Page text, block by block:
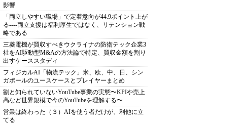
影響
「両立しやすい職場」で定着意向が44.9ポイント上が
る----両立支援は福利厚生ではなく、リテンション戦
略である
三菱電機が買収すべきウクライナの防衛テック企業3
社をAI駆動型M&Aの方法論で特定、買収金額を割り
出すケーススタディ
フィジカルAI「物流テック」米、欧、中、日、シン
ガポールのユースケースとプレイヤーまとめ
割と知られていないYouTube事業の実態〜KPIや売上
高など世界規模で今のYouTubeを理解する〜
営業は終わった（３）AIを使う者だけが、利他に立
てる